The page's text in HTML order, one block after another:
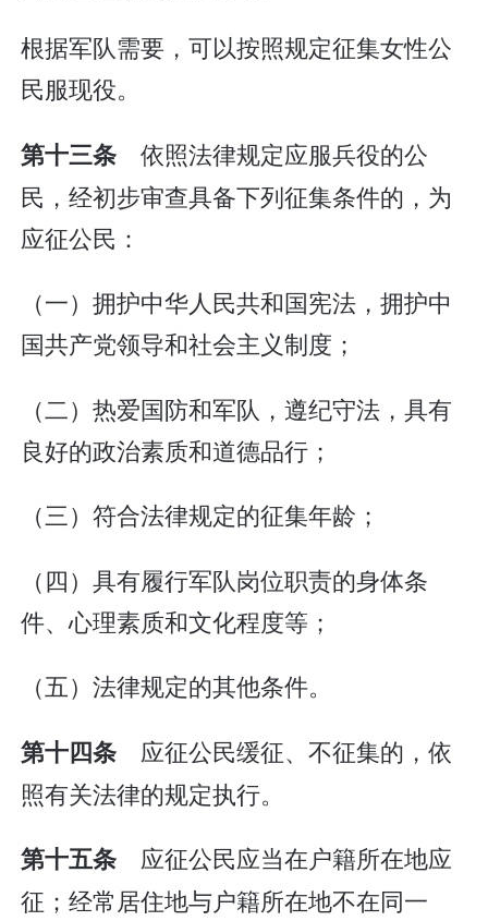
根据军队需要，可以按照规定征集女性公
民服现役。
第十三条 依照法律规定应服兵役的公
民，经初步审查具备下列征集条件的，为
应征公民：
（一）拥护中华人民共和国宪法，拥护中
国共产党领导和社会主义制度；
（二）热爱国防和军队，遵纪守法，具有
良好的政治素质和道德品行；
（三）符合法律规定的征集年龄；
（四）具有履行军队岗位职责的身体条
件、心理素质和文化程度等；
（五）法律规定的其他条件。
第十四条 应征公民缓征、不征集的，依
照有关法律的规定执行。
第十五条 应征公民应当在户籍所在地应
征；经常居住地与户籍所在地不在同一